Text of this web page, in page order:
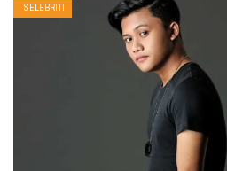
SELEBRITI